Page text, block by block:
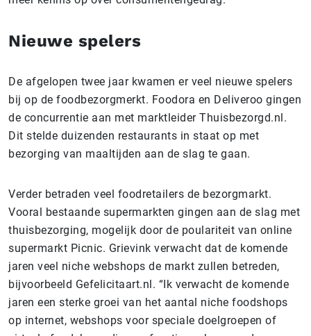
Nieuwe spelers
De afgelopen twee jaar kwamen er veel nieuwe spelers
bij op de foodbezorgmerkt. Foodora en Deliveroo gingen
de concurrentie aan met marktleider Thuisbezorgd.nl.
Dit stelde duizenden restaurants in staat op met
bezorging van maaltijden aan de slag te gaan.
Verder betraden veel foodretailers de bezorgmarkt.
Vooral bestaande supermarkten gingen aan de slag met
thuisbezorging, mogelijk door de poulariteit van online
supermarkt Picnic. Grievink verwacht dat de komende
jaren veel niche webshops de markt zullen betreden,
bijvoorbeeld Gefelicitaart.nl. “Ik verwacht de komende
jaren een sterke groei van het aantal niche foodshops
op internet, webshops voor speciale doelgroepen of